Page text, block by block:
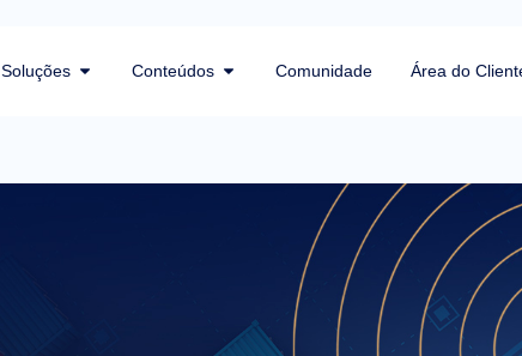
Soluções Conteúdos Comunidade Área do